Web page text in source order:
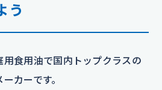
う
用食用油で国内トップクラスの
カーです。